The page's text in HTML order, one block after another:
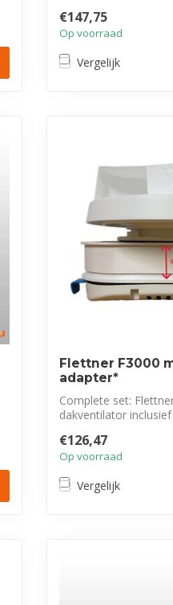
€147,75
Op voorraad
Vergelijk
Flettner F3000
adapter*
Complete set:
dakventilator
€126,47
Op voorraad
Vergelijk